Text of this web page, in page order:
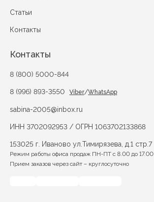
Статьи
Контакты
Контакты
8 (800) 5000-844
8 (996) 893-3550 Viber/WhatsApp
sabina-2005@inbox.ru
ИНН 3702092953 / ОГРН 1063702133868
153025 г. Иваново ул.Тимирязева, д.1 стр.7
Режим работы офиса продаж ПН-ПТ с 8.00 до 17.00
Прием заказов через сайт – круглосуточно